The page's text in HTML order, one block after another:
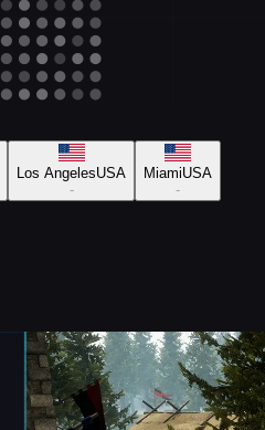
Los AngelesUSA
-
MiamiUSA
-